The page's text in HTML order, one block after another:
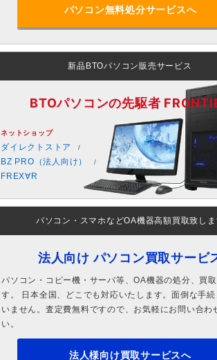
パソコン無料処分サービスへ
新品BTOパソコン販売サービス
BTOパソコンの先駆者
ネットショップ
ダイレクトストア
BZ PRO（法人向け）
FREX∀R
パソコン・スマホなどOA機器高額買取致し
法人向け パソコン買取サービ
パソコン・コピー機・サーバ等、OA機器の処分、買取
す。 日本全国、どこでも対応いたします。面倒な手
いません。査定費無料ですので、お気軽にお問い合わ
い。
法人様向け買取サービスへ